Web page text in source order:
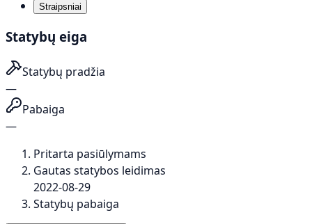
Straipsniai
Statybų eiga
Statybų pradžia
—
Pabaiga
—
Pritarta pasiūlymams
Gautas statybos leidimas
2022-08-29
Statybų pabaiga